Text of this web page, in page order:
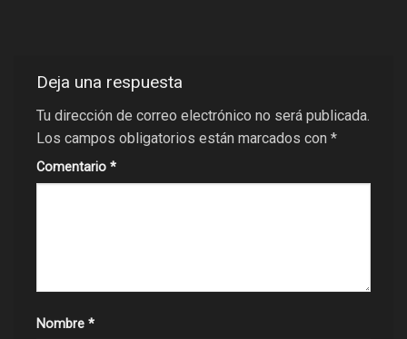
Deja una respuesta
Tu dirección de correo electrónico no será publicada.
Los campos obligatorios están marcados con *
Comentario *
Nombre *